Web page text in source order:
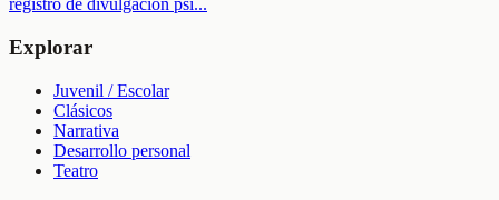
registro de divulgación psi...
Explorar
Juvenil / Escolar
Clásicos
Narrativa
Desarrollo personal
Teatro